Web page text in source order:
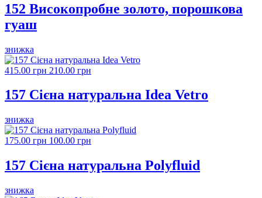
152 Високопробне золото, порошкова
гуаш
знижка
415.00 грн 210.00 грн
157 Сієна натуральна Idea Vetro
знижка
175.00 грн 100.00 грн
157 Сієна натуральна Polyfluid
знижка